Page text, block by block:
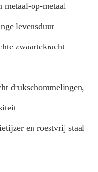
metaal-op-metaal
levensduur
zwaartekracht
drukschommelingen,
en roestvrij staal